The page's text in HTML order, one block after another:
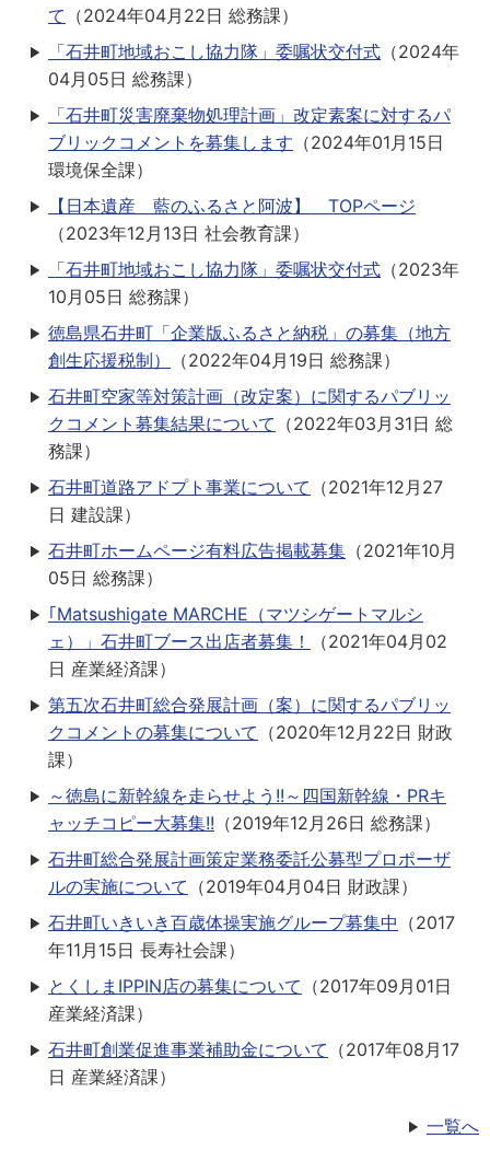
て （2024年04月22日 総務課）
「石井町地域おこし協力隊」委嘱状交付式 （2024年
04月05日 総務課）
「石井町災害廃棄物処理計画」改定素案に対するパ
ブリックコメントを募集します （2024年01月15日
環境保全課）
【日本遺産 藍のふるさと阿波】 TOPページ
（2023年12月13日 社会教育課）
「石井町地域おこし協力隊」委嘱状交付式 （2023年
10月05日 総務課）
徳島県石井町「企業版ふるさと納税」の募集（地方
創生応援税制）
（2022年04月19日 総務課）
石井町空家等対策計画（改定案）に関するパブリッ
クコメント募集結果について （2022年03月31日 総
務課）
石井町道路アドプト事業について （2021年12月27
日 建設課）
石井町ホームページ有料広告掲載募集 （2021年10月
05日 総務課）
｢Matsushigate MARCHE（マツシゲートマルシ
ェ）」石井町ブース出店者募集！
（2021年04月02
日 産業経済課）
第五次石井町総合発展計画（案）に関するパブリッ
クコメントの募集について （2020年12月22日 財政
課）
～徳島に新幹線を走らせよう!!～四国新幹線・PRキ
ャッチコピー大募集!! （2019年12月26日 総務課）
石井町総合発展計画策定業務委託公募型プロポーザ
ルの実施について （2019年04月04日 財政課）
石井町いきいき百歳体操実施グループ募集中 （2017
年11月15日 長寿社会課）
とくしまIPPIN店の募集について （2017年09月01日
産業経済課）
石井町創業促進事業補助金について （2017年08月17
日 産業経済課）
一覧へ